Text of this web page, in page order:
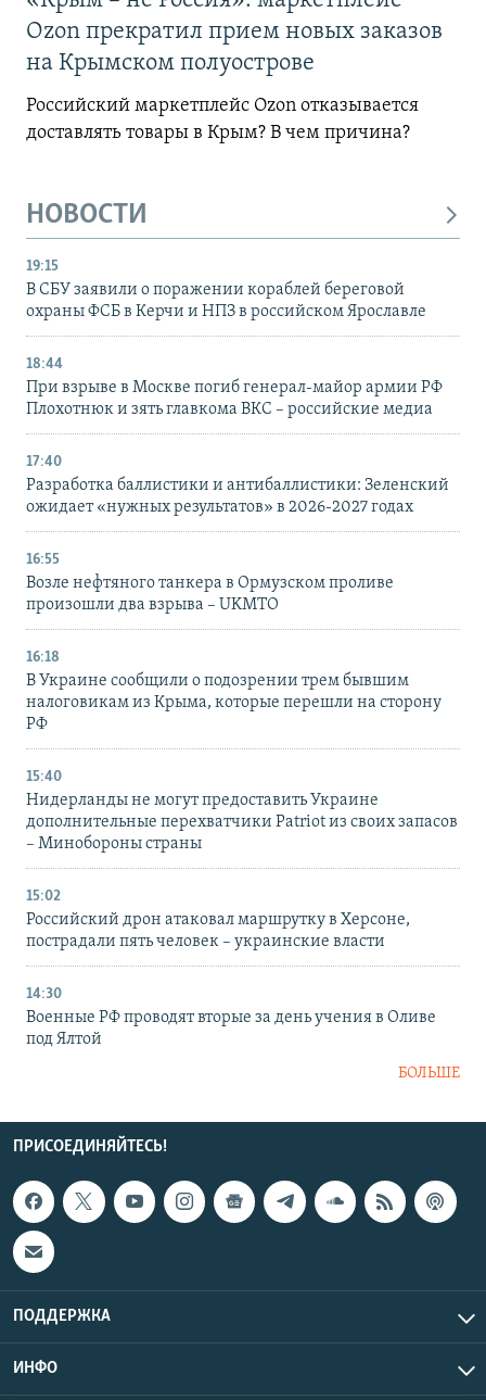
Ozon прекратил прием новых заказов
на Крымском полуострове
Российский маркетплейс Ozon отказывается
доставлять товары в Крым? В чем причина?
НОВОСТИ
19:15
В СБУ заявили о поражении кораблей береговой
охраны ФСБ в Керчи и НПЗ в российском Ярославле
18:44
При взрыве в Москве погиб генерал-майор армии РФ
Плохотнюк и зять главкома ВКС – российские медиа
17:40
Разработка баллистики и антибаллистики: Зеленский
ожидает «нужных результатов» в 2026-2027 годах
16:55
Возле нефтяного танкера в Ормузском проливе
произошли два взрыва – UKMTO
16:18
В Украине сообщили о подозрении трем бывшим
налоговикам из Крыма, которые перешли на сторону
РФ
15:40
Нидерланды не могут предоставить Украине
дополнительные перехватчики Patriot из своих запасов
– Минобороны страны
15:02
Российский дрон атаковал маршрутку в Херсоне,
пострадали пять человек – украинские власти
14:30
Военные РФ проводят вторые за день учения в Оливе
под Ялтой
БОЛЬШЕ
ПРИСОЕДИНЯЙТЕСЬ!
ПОДДЕРЖКА
ИНФО